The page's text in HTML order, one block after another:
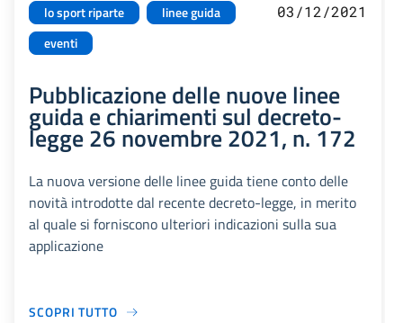
lo sport riparte
linee guida
eventi
03/12/2021
Pubblicazione delle nuove linee
guida e chiarimenti sul decreto-
legge 26 novembre 2021, n. 172
La nuova versione delle linee guida tiene conto delle
novità introdotte dal recente decreto-legge, in merito
al quale si forniscono ulteriori indicazioni sulla sua
applicazione
SCOPRI TUTTO